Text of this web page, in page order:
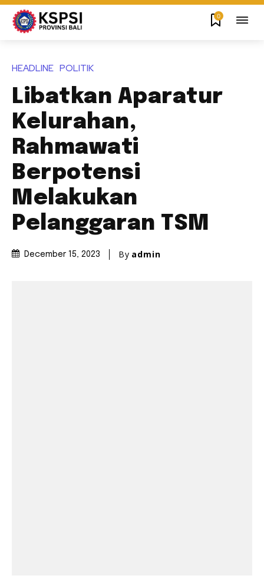
0
HEADLINE POLITIK
Libatkan Aparatur
Kelurahan,
Rahmawati
Berpotensi
Melakukan
Pelanggaran TSM
December 15, 2023 By admin